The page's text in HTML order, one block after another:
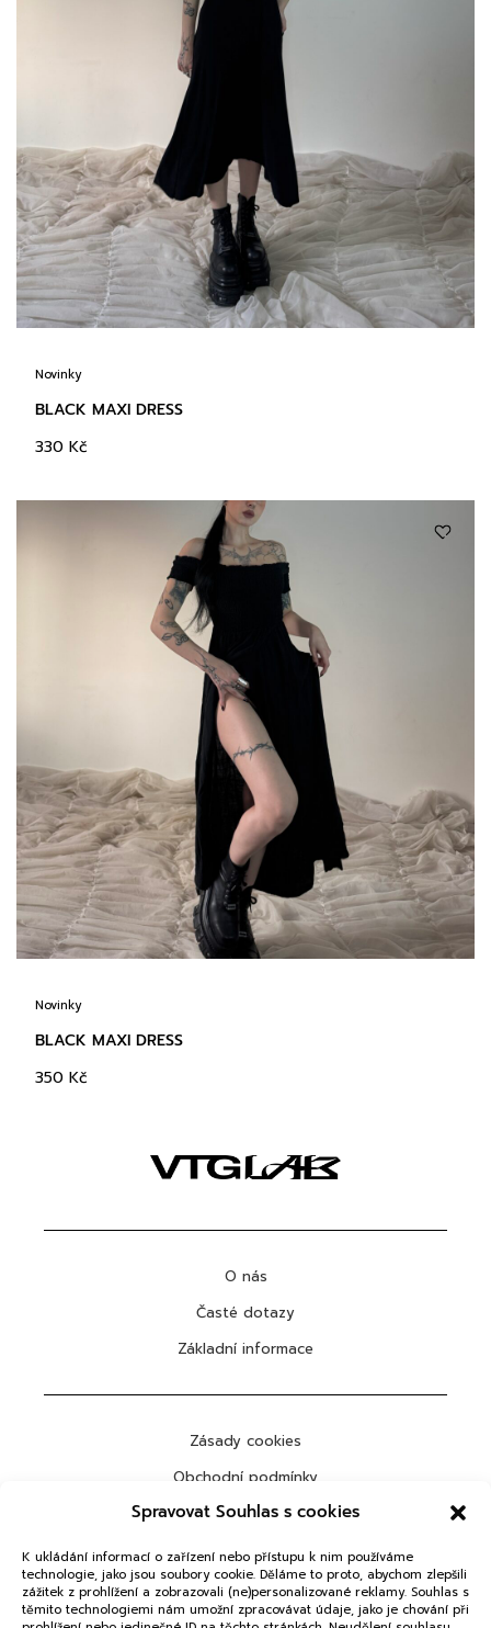
Spravovat Souhlas s cookies
K ukládání informací o zařízení nebo přístupu k nim používáme
technologie, jako jsou soubory cookie. Děláme to proto, abychom zlepšili
zážitek z prohlížení a zobrazovali (ne)personalizované reklamy. Souhlas s
těmito technologiemi nám umožní zpracovávat údaje, jako je chování při
Novinky
BLACK MAXI DRESS
330 Kč
Novinky
BLACK MAXI DRESS
350 Kč
O nás
Časté dotazy
Základní informace
Zásady cookies
Obchodní podmínky
Ochrana osobních údajů
ODEBÍRAT